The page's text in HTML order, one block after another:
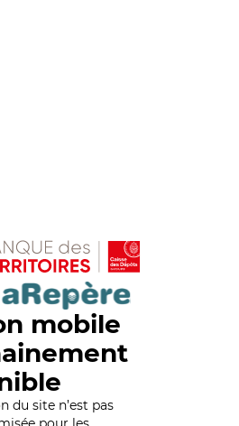
mobile
du site n’est pas